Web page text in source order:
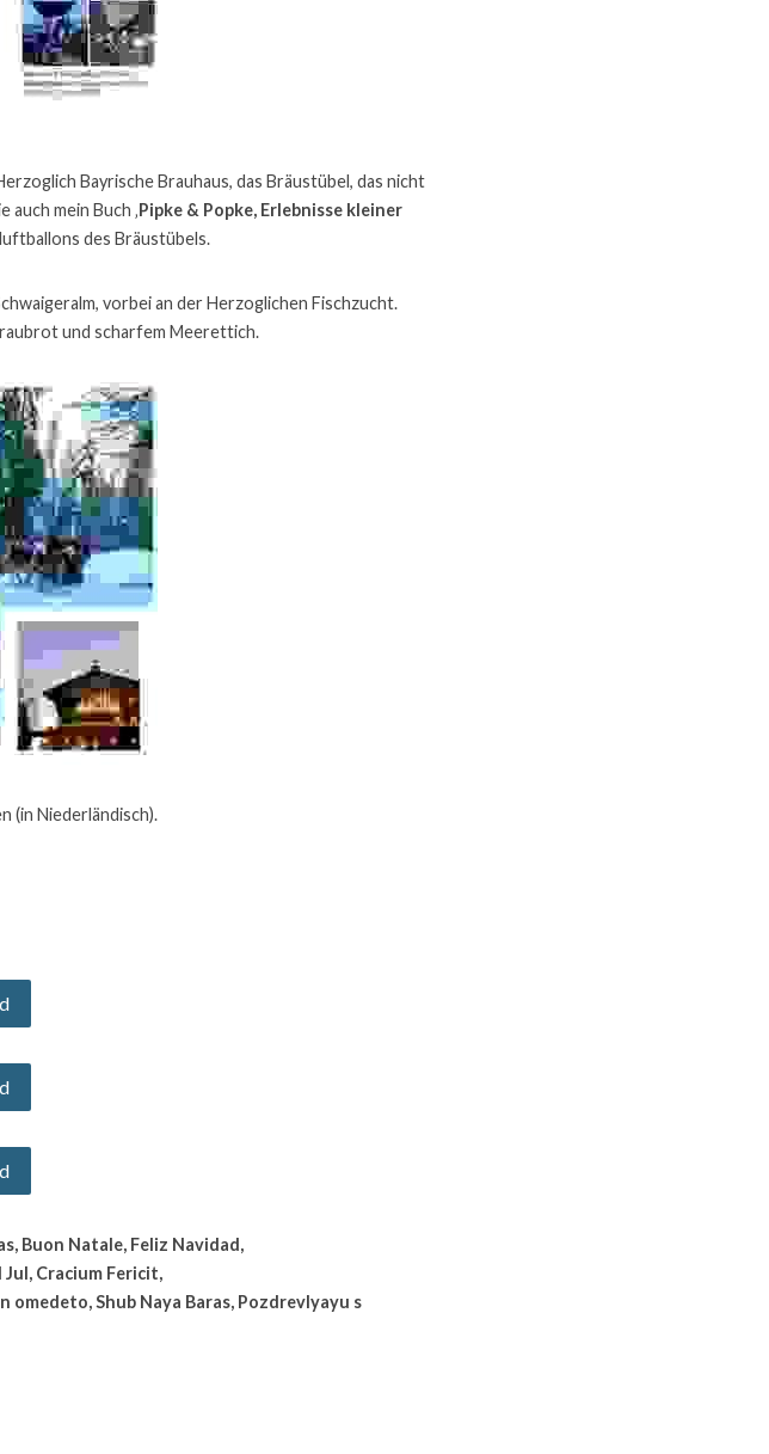
Bayrische Brauhaus, das Bräustübel, das nicht
mein Buch ‚Pipke & Popke, Erlebnisse kleiner
des Bräustübels.
vorbei an der Herzoglichen Fischzucht.
und scharfem Meerettich.
(in Niederländisch).
Buon Natale, Feliz Navidad,
Jul, Cracium Fericit,
omedeto, Shub Naya Baras, Pozdrevlyayu s